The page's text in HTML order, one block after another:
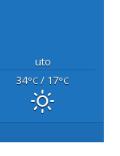
uto
34°C / 17°C